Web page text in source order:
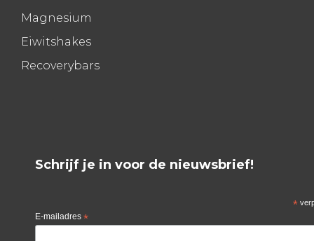
Magnesium
Eiwitshakes
Recoverybars
Schrijf je in voor de nieuwsbrief!
*
E-mailadres *